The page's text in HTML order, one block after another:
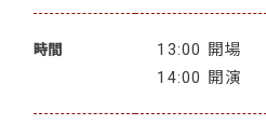
時間
13:00 開場
14:00 開演